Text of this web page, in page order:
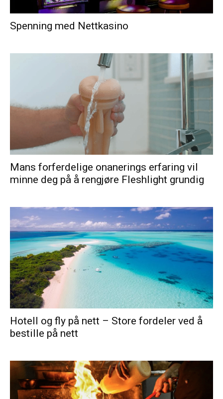
Spenning med Nettkasino
Mans forferdelige onanerings erfaring vil
minne deg på å rengjøre Fleshlight grundig
Hotell og fly på nett – Store fordeler ved å
bestille på nett